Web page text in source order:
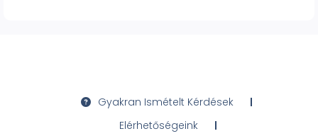
Gyakran Ismételt Kérdések
Elérhetőségeink